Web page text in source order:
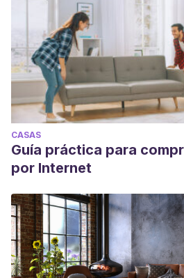
CASAS
Guía práctica para
por Internet